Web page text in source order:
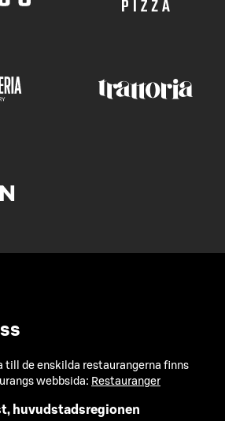
till de enskilda restaurangerna finns
webbsida: Restauranger
huvudstadsregionen